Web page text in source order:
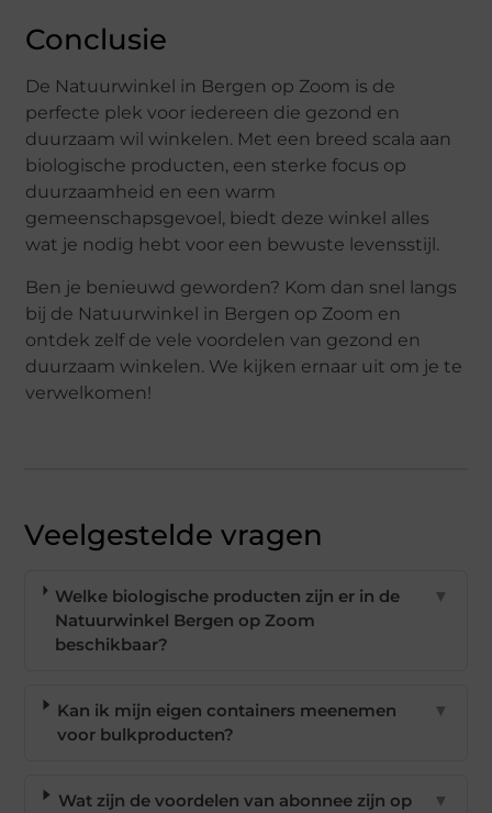
Conclusie
De Natuurwinkel in Bergen op Zoom is de
perfecte plek voor iedereen die gezond en
duurzaam wil winkelen. Met een breed scala aan
biologische producten, een sterke focus op
duurzaamheid en een warm
gemeenschapsgevoel, biedt deze winkel alles
wat je nodig hebt voor een bewuste levensstijl.
Ben je benieuwd geworden? Kom dan snel langs
bij de Natuurwinkel in Bergen op Zoom en
ontdek zelf de vele voordelen van gezond en
duurzaam winkelen. We kijken ernaar uit om je te
verwelkomen!
Veelgestelde vragen
Welke biologische producten zijn er in de
Natuurwinkel Bergen op Zoom
beschikbaar?
▼
Kan ik mijn eigen containers meenemen
voor bulkproducten?
▼
Wat zijn de voordelen van abonnee zijn op
▼